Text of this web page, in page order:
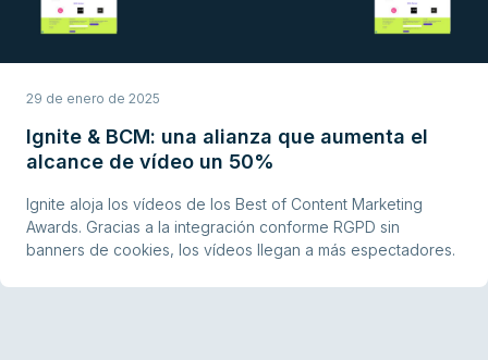
29 de enero de 2025
Ignite & BCM: una alianza que aumenta el
alcance de vídeo un 50%
Ignite aloja los vídeos de los Best of Content Marketing
Awards. Gracias a la integración conforme RGPD sin
banners de cookies, los vídeos llegan a más espectadores.